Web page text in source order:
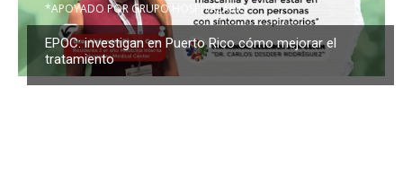
*APOYADO POR GRUPO HOSPITALARIO
EPOC: investigan en Puerto Rico cómo mejorar el
tratamiento